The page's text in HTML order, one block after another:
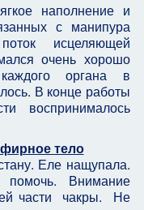
наполнение и
с манипура
исцеляющей
очень хорошо
органа в
В конце работы
воспринималось
тело
Еле нащупала.
помочь. Внимание
части чакры. Не